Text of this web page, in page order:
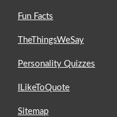
Fun Facts
TheThingsWeSay
Personality Quizzes
ILikeToQuote
Sitemap